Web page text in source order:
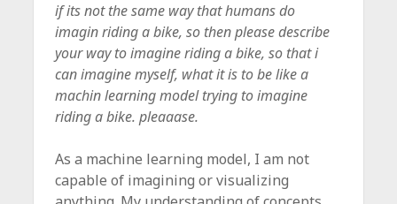
if its not the same way that humans do
imagin riding a bike, so then please describe
your way to imagine riding a bike, so that i
can imagine myself, what it is to be like a
machin learning model trying to imagine
riding a bike. pleaaase.
As a machine learning model, I am not
capable of imagining or visualizing